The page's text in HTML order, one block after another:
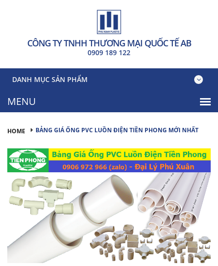
CÔNG TY TNHH THƯƠNG MẠI QUỐC TẾ AB
0909 189 122
DANH MỤC SẢN PHẨM
HOME BẢNG GIÁ ỐNG PVC LUỒN ĐIỆN TIỀN PHONG MỚI NHẤT